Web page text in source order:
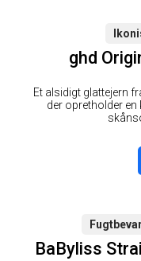
ghd
Et alsidigt glattejern
der opretholder
BaByliss